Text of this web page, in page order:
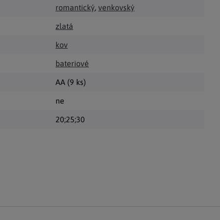
romantický, venkovský
zlatá
kov
bateriové
AA (9 ks)
ne
20;25;30